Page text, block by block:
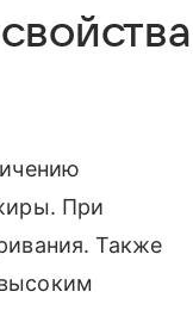
При
Также